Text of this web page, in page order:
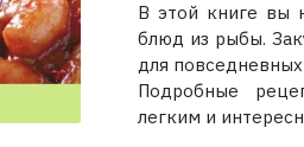
В этой книге вы
блюд из рыбы.
для
Подробные
легким и